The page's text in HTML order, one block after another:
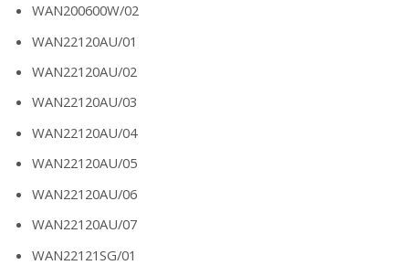
WAN200600W/02
WAN22120AU/01
WAN22120AU/02
WAN22120AU/03
WAN22120AU/04
WAN22120AU/05
WAN22120AU/06
WAN22120AU/07
WAN22121SG/01